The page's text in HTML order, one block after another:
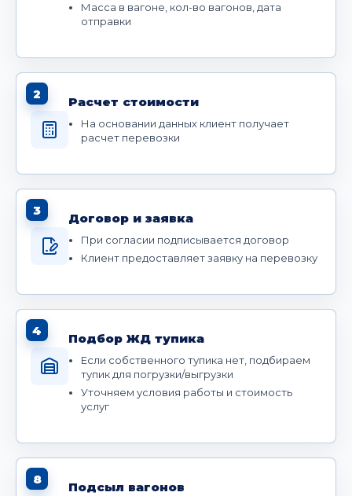
Масса в вагоне, кол-во вагонов, дата
отправки
2
Расчет стоимости
На основании данных клиент получает
расчет перевозки
3
Договор и заявка
При согласии подписывается договор
Клиент предоставляет заявку на перевозку
4
Подбор ЖД тупика
Если собственного тупика нет, подбираем
тупик для погрузки/выгрузки
Уточняем условия работы и стоимость
услуг
8
Подсыл вагонов